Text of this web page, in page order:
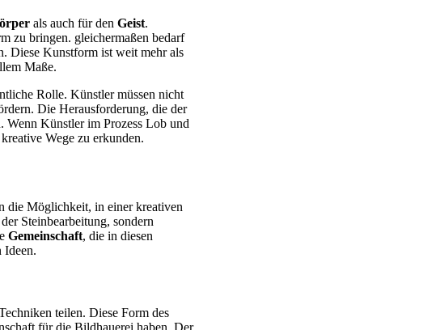
als auch für den Geist.
zu bringen. gleichermaßen bedarf
Diese Kunstform ist weit mehr als
Maße.
Rolle. Künstler müssen nicht
Die Herausforderung, die der
Wenn Künstler im Prozess Lob und
Wege zu erkunden.
die Möglichkeit, in einer kreativen
Steinbearbeitung, sondern
Gemeinschaft, die in diesen
Ideen.
teilen. Diese Form des
für die Bildhauerei haben. Der